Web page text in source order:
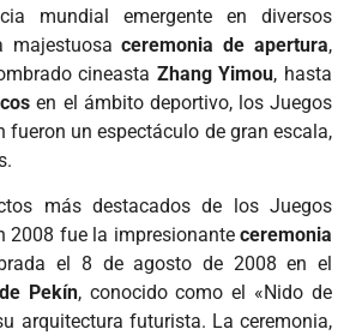
mundial emergente en diversos
majestuosaceremonia de apertura,
cineasta Zhang Yimou, hasta
en el ámbito deportivo, los Juegos
fueron un espectáculo de gran escala,
más destacados de los Juegos
2008 fue la impresionante ceremonia
el 8 de agosto de 2008 en el
Pekín, conocido como el «Nido de
arquitectura futurista. La ceremonia,